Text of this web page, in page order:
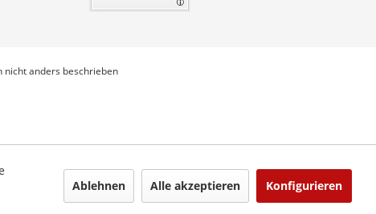
anders beschrieben
Ablehnen Alle akzeptieren Konfigurieren